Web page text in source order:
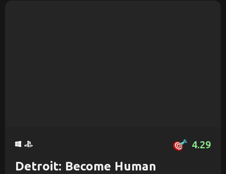
4.29
Detroit: Become Human